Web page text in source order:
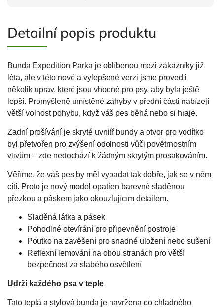
Detailní popis produktu
Bunda Expedition Parka je oblíbenou mezi zákazníky již
léta, ale v této nové a vylepšené verzi jsme provedli
několik úprav, které jsou vhodné pro psy, aby byla ještě
lepší. Promyšleně umístěné záhyby v přední části nabízejí
větší volnost pohybu, když váš pes běhá nebo si hraje.
Zadní prošívání je skryté uvnitř bundy a otvor pro vodítko
byl přetvořen pro zvýšení odolnosti vůči povětrnostním
vlivům – zde nedochází k žádným skrytým prosakováním.
Věříme, že váš pes by měl vypadat tak dobře, jak se v něm
cítí. Proto je nový model opatřen barevně sladěnou
přezkou a páskem jako okouzlujícím detailem.
Sladěná látka a pásek
Pohodlné otevírání pro připevnění postroje
Poutko na zavěšení pro snadné uložení nebo sušení
Reflexní lemování na obou stranách pro větší
bezpečnost za slabého osvětlení
Udrží každého psa v teple
Tato teplá a stylová bunda je navržena do chladného